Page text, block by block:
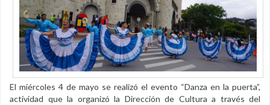
El miércoles 4 de mayo se realizó el evento “Danza en la puerta”,
actividad que la organizó la Dirección de Cultura a través del